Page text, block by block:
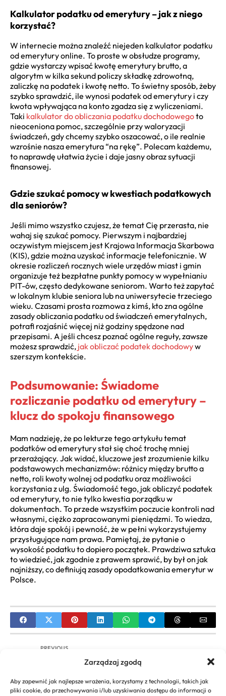
Zarządzaj zgodą
Aby zapewnić jak najlepsze wrażenia, korzystamy z technologii, takich jak
pliki cookie, do przechowywania i/lub uzyskiwania dostępu do informacji o
Kalkulator podatku od emerytury – jak z niego
korzystać?
W internecie można znaleźć niejeden kalkulator podatku
od emerytury online. To proste w obsłudze programy,
gdzie wystarczy wpisać kwotę emerytury brutto, a
algorytm w kilka sekund policzy składkę zdrowotną,
zaliczkę na podatek i kwotę netto. To świetny sposób, żeby
szybko sprawdzić, ile wynosi podatek od emerytury i czy
kwota wpływająca na konto zgadza się z wyliczeniami.
Taki kalkulator do obliczania podatku dochodowegoto
nieoceniona pomoc, szczególnie przy waloryzacji
świadczeń, gdy chcemy szybko oszacować, o ile realnie
wzrośnie nasza emerytura “na rękę”. Polecam każdemu,
to naprawdę ułatwia życie i daje jasny obraz sytuacji
finansowej.
Gdzie szukać pomocy w kwestiach podatkowych
dla seniorów?
Jeśli mimo wszystko czujesz, że temat Cię przerasta, nie
wahaj się szukać pomocy. Pierwszym i najbardziej
oczywistym miejscem jest Krajowa Informacja Skarbowa
(KIS), gdzie można uzyskać informacje telefonicznie. W
okresie rozliczeń rocznych wiele urzędów miast i gmin
organizuje też bezpłatne punkty pomocy w wypełnianiu
PIT-ów, często dedykowane seniorom. Warto też zapytać
w lokalnym klubie seniora lub na uniwersytecie trzeciego
wieku. Czasami prosta rozmowa z kimś, kto zna ogólne
zasady obliczania podatku od świadczeń emerytalnych,
potrafi rozjaśnić więcej niż godziny spędzone nad
przepisami. A jeśli chcesz poznać ogólne reguły, zawsze
możesz sprawdzić, jak obliczać podatek dochodowyw
szerszym kontekście.
Podsumowanie: Świadome
rozliczanie podatku od emerytury –
klucz do spokoju finansowego
Mam nadzieję, że po lekturze tego artykułu temat
podatków od emerytury stał się choć trochę mniej
przerażający. Jak widać, kluczowe jest zrozumienie kilku
podstawowych mechanizmów: różnicy między brutto a
netto, roli kwoty wolnej od podatku oraz możliwości
korzystania z ulg. Świadomość tego, jak obliczyć podatek
od emerytury, to nie tylko kwestia porządku w
dokumentach. To przede wszystkim poczucie kontroli nad
własnymi, ciężko zapracowanymi pieniędzmi. To wiedza,
która daje spokój i pewność, że w pełni wykorzystujemy
przysługujące nam prawa. Pamiętaj, że pytanie o
wysokość podatku to dopiero początek. Prawdziwa sztuka
to wiedzieć, jak zgodnie z prawem sprawić, by był on jak
najniższy, co definiują zasady opodatkowania emerytur w
Polsce.
PREVIOUS
Ranking szkieł progresywnych: które firmy
NEXT